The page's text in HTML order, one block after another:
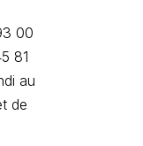
00
81
au
de